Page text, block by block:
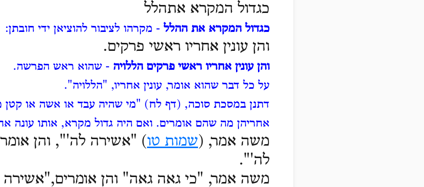
כגדול המקרא אתהלל
כגדול המקרא את ההלל - מקרהו לציבור להוציאן ידי חובתן:
והן עונין אחריו ראשי פרקים.
והן עונין אחריו ראשי פרקים הללויה - שהוא ראש הפרשה.
על כל דבר שהוא אומר, עונין אחריו, "הללויה".
דתנן במסכת סוכה, (דף לח) "מי שהיה עבד או אשה או קטן
אחריהן מה שהם אומרים. ואם היה גדול מקרא, אותו עונה
משה אמר, (שמות טו) "אשירה לה'", והן
לה'".
משה אמר, "כי גאה גאה" והן